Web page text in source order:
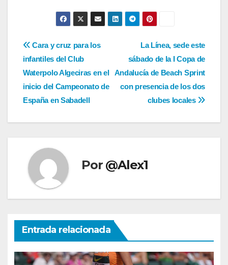
Navegación
de
entradas
La Línea, sede este
sábado de la I Copa de
Andalucía de Beach Sprint
con presencia de los dos
clubes locales
Cara y cruz para los
infantiles del Club
Waterpolo Algeciras en el
inicio del Campeonato de
España en Sabadell
Por @Alex1
Entrada relacionada